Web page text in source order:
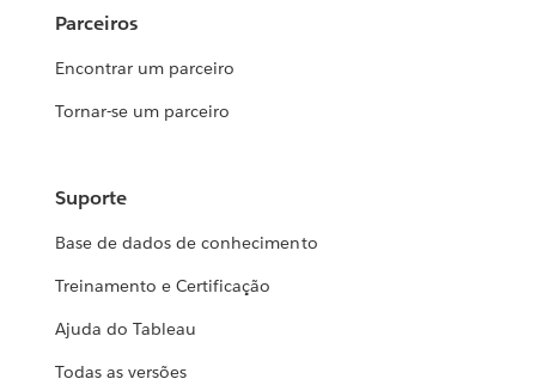
Parceiros
Encontrar um parceiro
Tornar-se um parceiro
Suporte
Base de dados de conhecimento
Treinamento e Certificação
Ajuda do Tableau
Todas as versões